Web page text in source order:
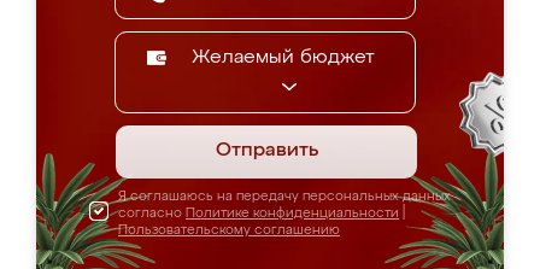
Желаемый бюджет
Отправить
Я соглашаюсь на передачу персональных данных
согласно Политике конфиденциальности
Пользовательскому соглашению